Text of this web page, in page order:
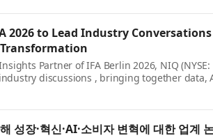
2026 to Lead Industry
Partner of IFA Berlin 2026, NIQ
discussions , bringing together data,
the forces reshaping gr...
성장·혁신·AI·소비자 변혁에 대한 업계